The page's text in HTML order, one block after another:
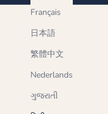
Français
日本語
繁體中文
Nederlands
ગુજરાતી